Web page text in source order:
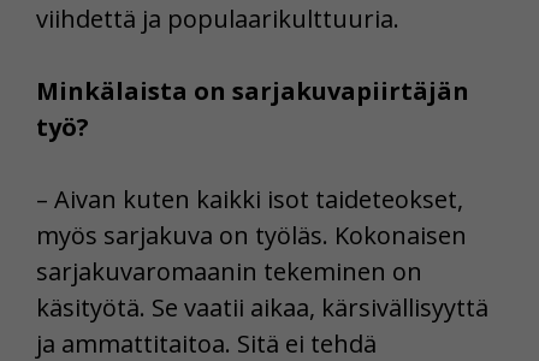
viihdettä ja populaarikulttuuria.
Minkälaista on sarjakuvapiirtäjän
työ?
– Aivan kuten kaikki isot taideteokset,
myös sarjakuva on työläs. Kokonaisen
sarjakuvaromaanin tekeminen on
käsityötä. Se vaatii aikaa, kärsivällisyyttä
ja ammattitaitoa. Sitä ei tehdä